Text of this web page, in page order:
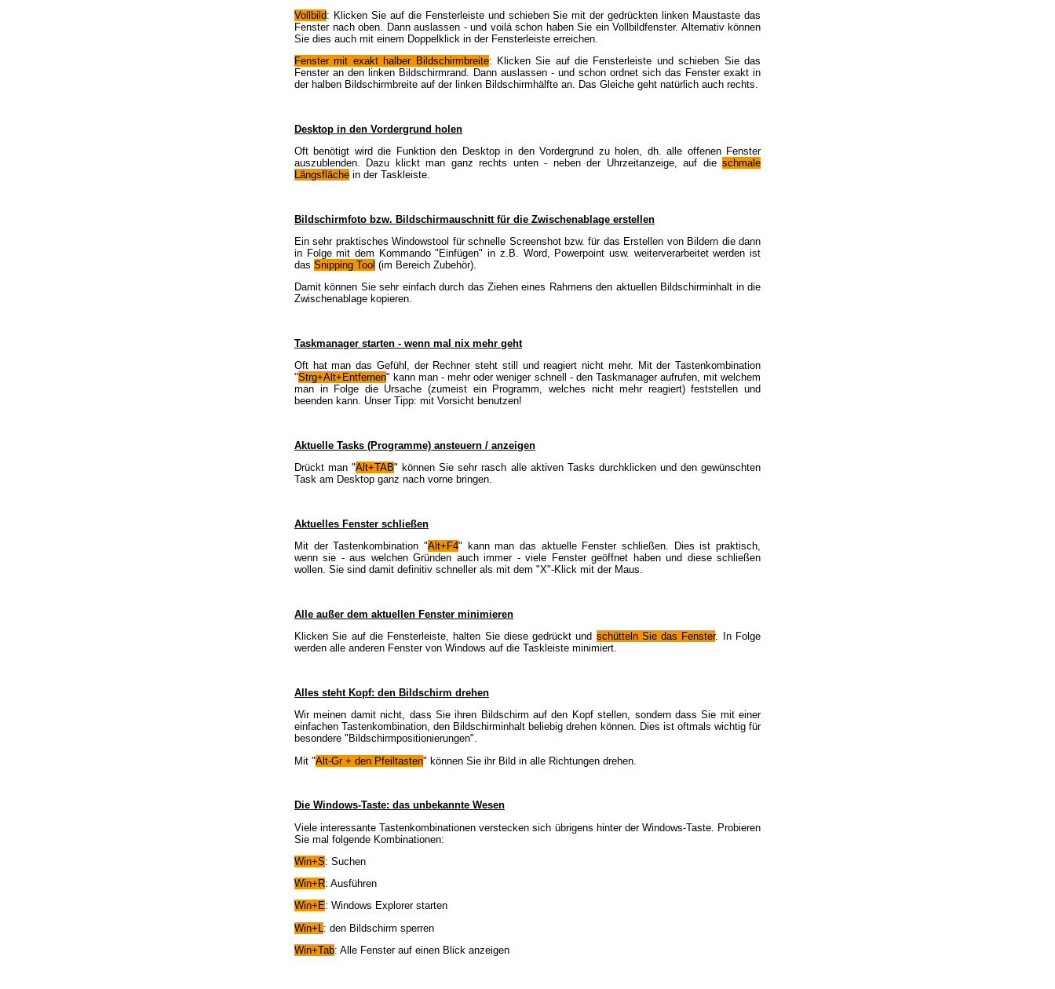
Vollbild: Klicken Sie auf die Fensterleiste und schieben Sie mit der gedrückten linken Maustaste das
Fenster nach oben. Dann auslassen - und voilá schon haben Sie ein Vollbildfenster. Alternativ können
Sie dies auch mit einem Doppelklick in der Fensterleiste erreichen.
Fenster mit exakt halber Bildschirmbreite: Klicken Sie auf die Fensterleiste und schieben Sie das
Fenster an den linken Bildschirmrand. Dann auslassen - und schon ordnet sich das Fenster exakt in
der halben Bildschirmbreite auf der linken Bildschirmhälfte an. Das Gleiche geht natürlich auch rechts.
Desktop in den Vordergrund holen
Oft benötigt wird die Funktion den Desktop in den Vordergrund zu holen, dh. alle offenen Fenster
auszublenden. Dazu klickt man ganz rechts unten - neben der Uhrzeitanzeige, auf die schmale
Längsfläche in der Taskleiste.
Bildschirmfoto bzw. Bildschirmauschnitt für die Zwischenablage erstellen
Ein sehr praktisches Windowstool für schnelle Screenshot bzw. für das Erstellen von Bildern die dann
in Folge mit dem Kommando "Einfügen" in z.B. Word, Powerpoint usw. weiterverarbeitet werden ist
das Snipping Tool (im Bereich Zubehör).
Damit können Sie sehr einfach durch das Ziehen eines Rahmens den aktuellen Bildschirminhalt in die
Zwischenablage kopieren.
Taskmanager starten - wenn mal nix mehr geht
Oft hat man das Gefühl, der Rechner steht still und reagiert nicht mehr. Mit der Tastenkombination
"Strg+Alt+Entfernen" kann man - mehr oder weniger schnell - den Taskmanager aufrufen, mit welchem
man in Folge die Ursache (zumeist ein Programm, welches nicht mehr reagiert) feststellen und
beenden kann. Unser Tipp: mit Vorsicht benutzen!
Aktuelle Tasks (Programme) ansteuern / anzeigen
Drückt man "Alt+TAB" können Sie sehr rasch alle aktiven Tasks durchklicken und den gewünschten
Task am Desktop ganz nach vorne bringen.
Aktuelles Fenster schließen
Mit der Tastenkombination "Alt+F4" kann man das aktuelle Fenster schließen. Dies ist praktisch,
wenn sie - aus welchen Gründen auch immer - viele Fenster geöffnet haben und diese schließen
wollen. Sie sind damit definitiv schneller als mit dem "X"-Klick mit der Maus.
Alle außer dem aktuellen Fenster minimieren
Klicken Sie auf die Fensterleiste, halten Sie diese gedrückt und schütteln Sie das Fenster. In Folge
werden alle anderen Fenster von Windows auf die Taskleiste minimiert.
Alles steht Kopf: den Bildschirm drehen
Wir meinen damit nicht, dass Sie ihren Bildschirm auf den Kopf stellen, sondern dass Sie mit einer
einfachen Tastenkombination, den Bildschirminhalt beliebig drehen können. Dies ist oftmals wichtig für
besondere "Bildschirmpositionierungen".
Mit "Alt-Gr + den Pfeiltasten" können Sie ihr Bild in alle Richtungen drehen.
Die Windows-Taste: das unbekannte Wesen
Viele interessante Tastenkombinationen verstecken sich übrigens hinter der Windows-Taste. Probieren
Sie mal folgende Kombinationen:
Win+S: Suchen
Win+R: Ausführen
Win+E: Windows Explorer starten
Win+L : den Bildschirm sperren
Win+Tab: Alle Fenster auf einen Blick anzeigen